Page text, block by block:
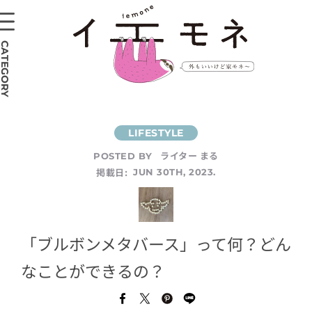
POSTED BY
ライター まる
掲載日: JUN 30TH, 2023.
「ブルボンメタバース」って何？どん
なことができるの？